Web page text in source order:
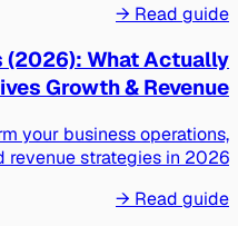
Read guide →
(2026): What Actually
Growth & Revenue
your business operations,
revenue strategies in 2026.
Read guide →